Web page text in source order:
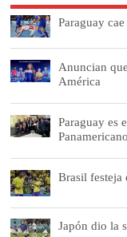
Paraguay
Anuncian
América
Paraguay es
Brasil festeja
Japón dio la